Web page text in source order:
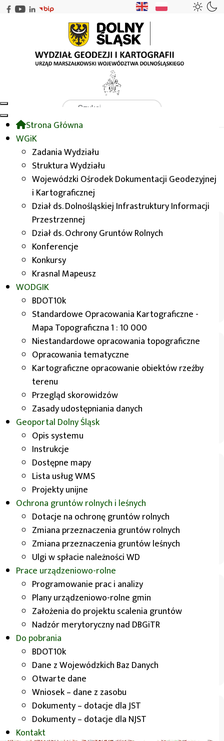
Szukaj
Strona Główna
WGiK
Zadania Wydziału
Struktura Wydziału
Wojewódzki Ośrodek Dokumentacji Geodezyjnej
i Kartograficznej
Dział ds. Dolnośląskiej Infrastruktury Informacji
Przestrzennej
Dział ds. Ochrony Gruntów Rolnych
Konferencje
Konkursy
Krasnal Mapeusz
WODGIK
BDOT10k
Standardowe Opracowania Kartograficzne -
Mapa Topograficzna 1 : 10 000
Niestandardowe opracowania topograficzne
Opracowania tematyczne
Kartograficzne opracowanie obiektów rzeźby
terenu
Przegląd skorowidzów
Zasady udostępniania danych
Geoportal Dolny Śląsk
Opis systemu
Instrukcje
Dostępne mapy
Lista usług WMS
Projekty unijne
Ochrona gruntów rolnych i leśnych
Dotacje na ochronę gruntów rolnych
Zmiana przeznaczenia gruntów rolnych
Zmiana przeznaczenia gruntów leśnych
Ulgi w spłacie należności WD
Prace urządzeniowo-rolne
Programowanie prac i analizy
Plany urządzeniowo-rolne gmin
Założenia do projektu scalenia gruntów
Nadzór merytoryczny nad DBGiTR
Do pobrania
BDOT10k
Dane z Wojewódzkich Baz Danych
Otwarte dane
Wniosek – dane z zasobu
Dokumenty – dotacje dla JST
Dokumenty – dotacje dla NJST
Kontakt
WGiK
Przykładowe arkusze
Przykładowe arkusze
Standardowe Opracowania Kartograficzne - Mapa
Topograficzna 1:10 000
Mapa topograficzna
skala 1:10 000, układ 1965
Mapa topograficzna
skala 1:10 000, układ 1942
Mapa topograficzna
skala 1:10 000, układ 1992